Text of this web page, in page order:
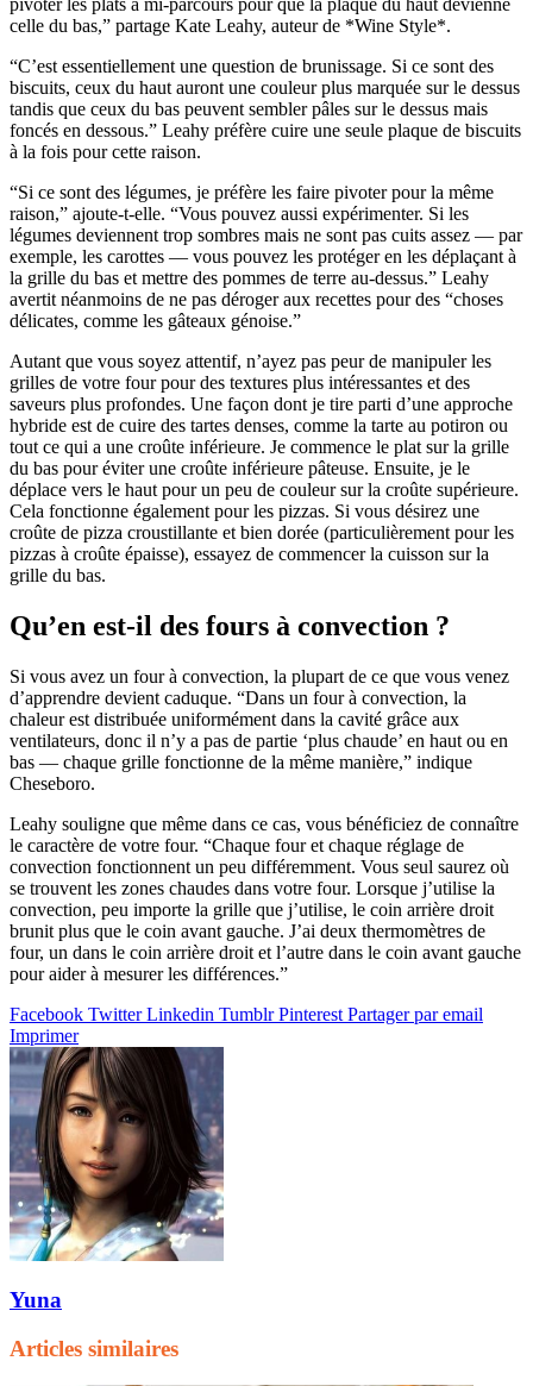
celle du bas,” partage Kate Leahy, auteur de *Wine Style*.
“C’est essentiellement une question de brunissage. Si ce sont des
biscuits, ceux du haut auront une couleur plus marquée sur le dessus
tandis que ceux du bas peuvent sembler pâles sur le dessus mais
foncés en dessous.” Leahy préfère cuire une seule plaque de biscuits
à la fois pour cette raison.
“Si ce sont des légumes, je préfère les faire pivoter pour la même
raison,” ajoute-t-elle. “Vous pouvez aussi expérimenter. Si les
légumes deviennent trop sombres mais ne sont pas cuits assez — par
exemple, les carottes — vous pouvez les protéger en les déplaçant à
la grille du bas et mettre des pommes de terre au-dessus.” Leahy
avertit néanmoins de ne pas déroger aux recettes pour des “choses
délicates, comme les gâteaux génoise.”
Autant que vous soyez attentif, n’ayez pas peur de manipuler les
grilles de votre four pour des textures plus intéressantes et des
saveurs plus profondes. Une façon dont je tire parti d’une approche
hybride est de cuire des tartes denses, comme la tarte au potiron ou
tout ce qui a une croûte inférieure. Je commence le plat sur la grille
du bas pour éviter une croûte inférieure pâteuse. Ensuite, je le
déplace vers le haut pour un peu de couleur sur la croûte supérieure.
Cela fonctionne également pour les pizzas. Si vous désirez une
croûte de pizza croustillante et bien dorée (particulièrement pour les
pizzas à croûte épaisse), essayez de commencer la cuisson sur la
grille du bas.
Qu’en est-il des fours à convection ?
Si vous avez un four à convection, la plupart de ce que vous venez
d’apprendre devient caduque. “Dans un four à convection, la
chaleur est distribuée uniformément dans la cavité grâce aux
ventilateurs, donc il n’y a pas de partie ‘plus chaude’ en haut ou en
bas — chaque grille fonctionne de la même manière,” indique
Cheseboro.
Leahy souligne que même dans ce cas, vous bénéficiez de connaître
le caractère de votre four. “Chaque four et chaque réglage de
convection fonctionnent un peu différemment. Vous seul saurez où
se trouvent les zones chaudes dans votre four. Lorsque j’utilise la
convection, peu importe la grille que j’utilise, le coin arrière droit
brunit plus que le coin avant gauche. J’ai deux thermomètres de
four, un dans le coin arrière droit et l’autre dans le coin avant gauche
pour aider à mesurer les différences.”
Facebook Twitter Linkedin Tumblr Pinterest Partager par email
Imprimer
Yuna
Articles similaires